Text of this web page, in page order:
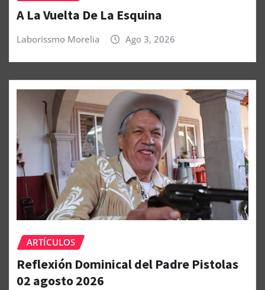
A La Vuelta De La Esquina
Laborissmo Morelia Ago 3, 2026
ARTÍCULOS
Reflexión Dominical del Padre Pistolas
02 agosto 2026